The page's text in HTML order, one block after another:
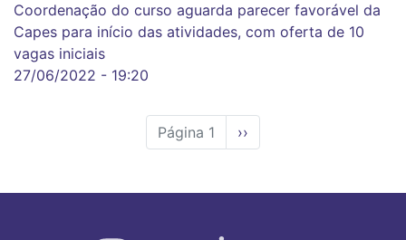
Coordenação do curso aguarda parecer favorável da
Capes para início das atividades, com oferta de 10
vagas iniciais
27/06/2022 - 19:20
Página 1
Próxima
página
››